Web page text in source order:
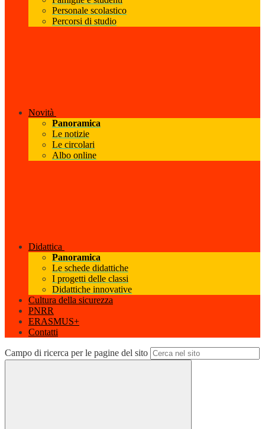
Personale scolastico
Percorsi di studio
Novità
Panoramica
Le notizie
Le circolari
Albo online
Didattica
Panoramica
Le schede didattiche
I progetti delle classi
Didattiche innovative
Cultura della sicurezza
PNRR
ERASMUS+
Contatti
Campo di ricerca per le pagine del sito